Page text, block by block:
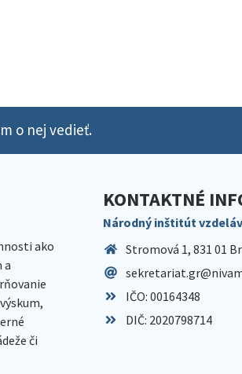
o nej vedieť.
ako
a
či
KONTAKTNÉ
Národný inštitút
Stromová 1, 831 01
IČO: 00164348
DIČ: 2020798714